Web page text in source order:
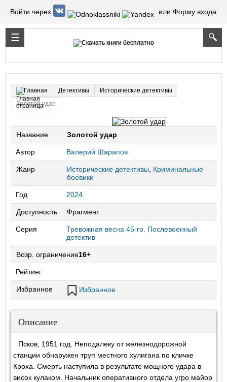
Войти через или Форму входа
Главная Детективы
Исторические детективы
Золотой удар
Название Золотой удар
Автор Валерий Шарапов
Жанр Исторические детективы
Криминальные
боевики
Год 2024
Доступность Фрагмент
Серия
Тревожная весна 45-го. Послевоенный
детектив
Возр. ограничение16+
Рейтинг
Избранное Избранное
Описание
Псков, 1951 год. Неподалеку от железнодорожной
станции обнаружен труп местного хулигана по кличке
Кроха. Смерть наступила в результате мощного удара в
висок кулаком. Начальник оперативного отдела угро майор